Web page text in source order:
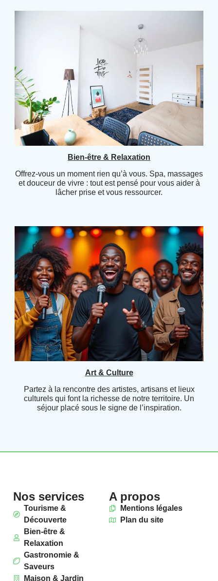
Bien-être & Relaxation
Offrez-vous un moment rien qu’à vous. Spa, massages
et douceur de vivre : tout est pensé pour vous aider à
lâcher prise et vous ressourcer.
Art & Culture
Partez à la rencontre des artistes, artisans et lieux
culturels qui font la richesse de notre territoire. Un
séjour placé sous le signe de l’inspiration.
Nos services
Tourisme &
Découverte
Bien-être &
Relaxation
Gastronomie &
Saveurs
Maison & Jardin
A propos
Mentions légales
Plan du site